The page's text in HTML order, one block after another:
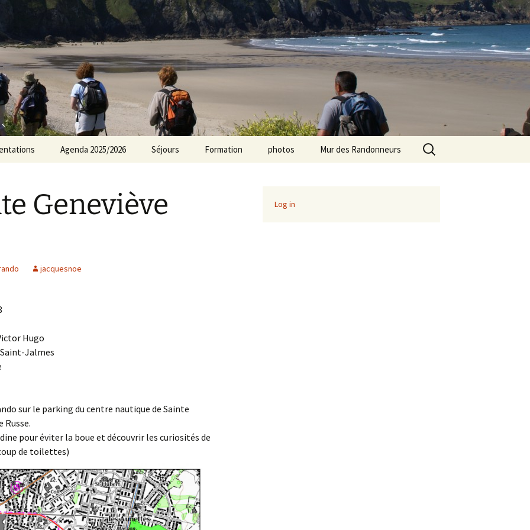
Norvillois
Agenda 2025/2026
Agenda 2023/2024
Séjours Formation photos Mur des Randonneurs
Search
for:
Geneviève
jacquesnoe
Hugo
Jalmes
sur le parking du centre nautique de Sainte
Russe.
pour éviter la boue et découvrir les curiosités de
de toilettes)
Log in